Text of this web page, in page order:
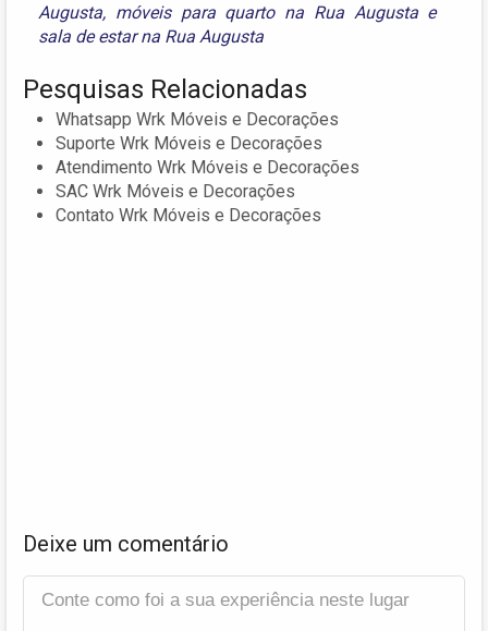
Augusta, móveis para quarto na Rua Augustae
sala de estar na Rua Augusta
Pesquisas Relacionadas
Whatsapp Wrk Móveis e Decorações
Suporte Wrk Móveis e Decorações
Atendimento Wrk Móveis e Decorações
SAC Wrk Móveis e Decorações
Contato Wrk Móveis e Decorações
Deixe um comentário